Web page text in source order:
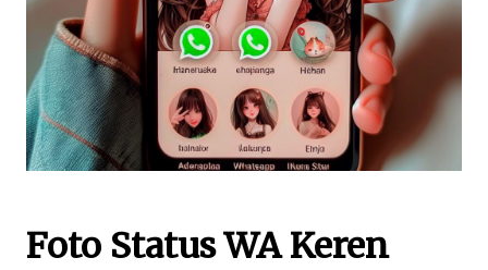
Foto Status WA Keren